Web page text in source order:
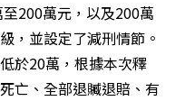
200萬元，以及200萬
，並設定了減刑情節。
於20萬，根據本次釋
亡、全部退贓退賠、有